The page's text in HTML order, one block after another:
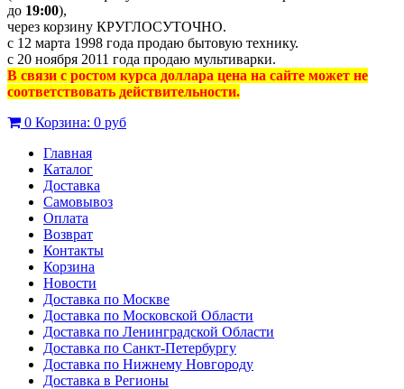
до 19:00),
через корзину КРУГЛОСУТОЧНО.
с 12 марта 1998 года продаю бытовую технику.
с 20 ноября 2011 года продаю мультиварки.
В связи с ростом курса доллара цена на сайте может не
соответствовать действительности.
0 Корзина: 0 руб
Главная
Каталог
Доставка
Самовывоз
Оплата
Возврат
Контакты
Корзина
Новости
Доставка по Москве
Доставка по Московской Области
Доставка по Ленинградской Области
Доставка по Санкт-Петербургу
Доставка по Нижнему Новгороду
Доставка в Регионы